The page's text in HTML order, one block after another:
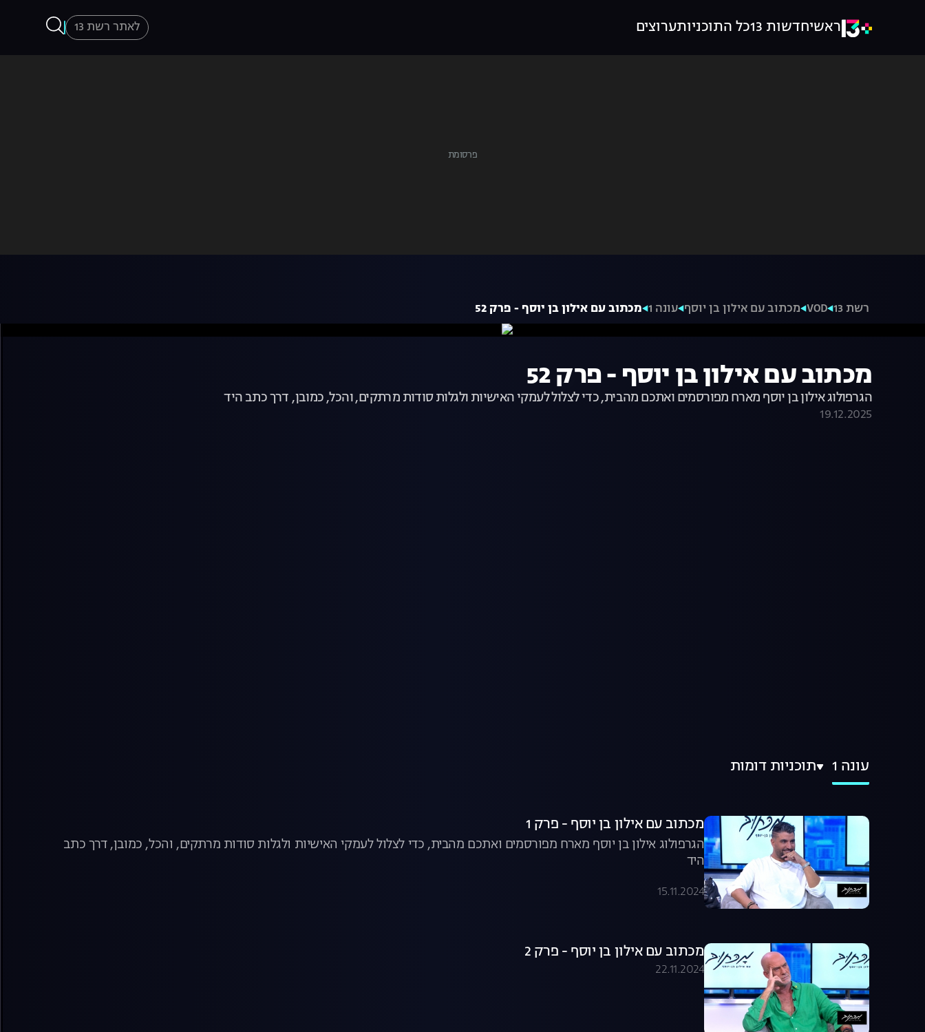
ראשיחדשות 13 כל התוכניותערוצים לאתר רשת 13
רשת 13 VOD מכתוב עם אילון בן יוסף עונה 1 מכתוב עם אילון בן יוסף - פרק 52
מכתוב עם אילון בן יוסף - פרק 52
הגרפולוג אילון בן יוסף מארח מפורסמים ואתכם מהבית, כדי לצלול לעמקי האישיות ולגלות סודות מרתקים, והכל, כמובן, דרך כתב היד
19.12.2025
עונה 1 תוכניות דומות
מכתוב עם אילון בן יוסף - פרק 1
הגרפולוג אילון בן יוסף מארח מפורסמים ואתכם מהבית, כדי לצלול לעמקי האישיות ולגלות סודות מרתקים, והכל, כמובן, דרך כתב
היד
15.11.2024
מכתוב עם אילון בן יוסף - פרק 2
22.11.2024